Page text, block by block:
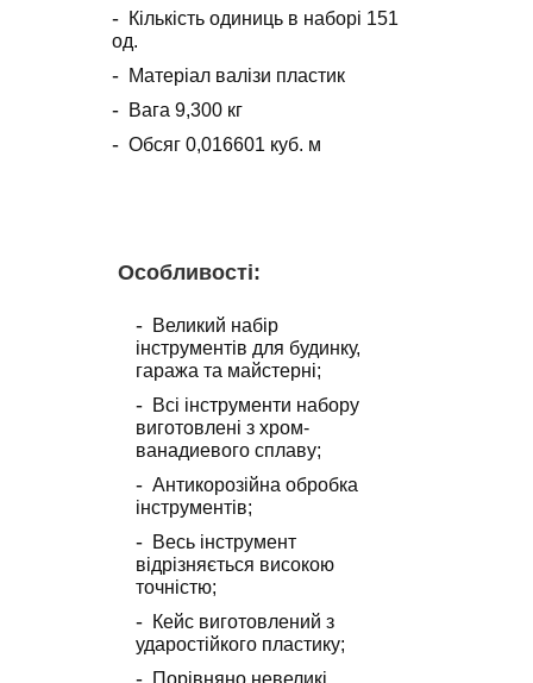
Кількість одиниць в наборі 151
од.
Матеріал валізи пластик
Вага 9,300 кг
Обсяг 0,016601 куб. м
Особливості:
Великий набір
інструментів для будинку,
гаража та майстерні;
Всі інструменти набору
виготовлені з хром-
ванадиевого сплаву;
Антикорозійна обробка
інструментів;
Весь інструмент
відрізняється високою
точністю;
Кейс виготовлений з
ударостійкого пластику;